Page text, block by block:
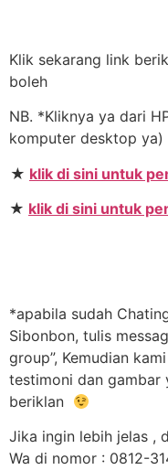
Klik sekarang link
boleh
NB. *Kliknya ya dari
komputer desktop ya)
★ klik di sini untuk
★ klik di sini untuk
*apabila sudah
Sibonbon, tulis
group”, Kemudian
testimoni dan gambar
beriklan
Jika ingin lebih jelas ,
Wa di nomor : 0812-